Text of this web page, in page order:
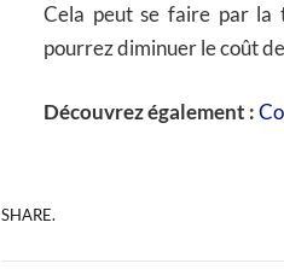
Cela peut se faire par la
pourrez diminuer le coût
Découvrez également :
SHARE.